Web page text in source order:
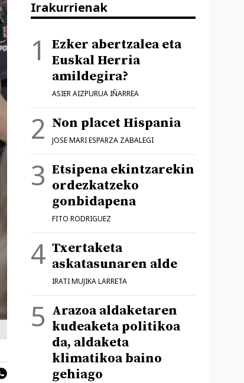
Irakurrienak
Ezker abertzalea eta
Euskal Herria
amildegira?
ASIER AIZPURUA IÑARREA
Non placet Hispania
JOSE MARI ESPARZA ZABALEGI
Etsipena ekintzarekin
ordezkatzeko
gonbidapena
FITO RODRIGUEZ
Txertaketa
askatasunaren alde
IRATI MUJIKA LARRETA
Arazoa aldaketaren
kudeaketa politikoa
da, aldaketa
klimatikoa baino
gehiago